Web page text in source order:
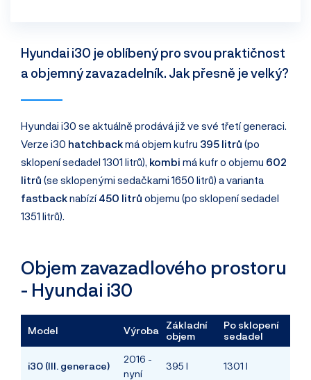
Hyundai i30 je oblíbený pro svou praktičnost
a objemný zavazadelník. Jak přesně je velký?
Hyundai i30 se aktuálně prodává již ve své třetí generaci.
Verze i30 hatchbackmá objem kufru 395 litrů (po
sklopení sedadel 1301 litrů), kombi má kufr o objemu 602
litrů (se sklopenými sedačkami 1650 litrů) a varianta
fastbacknabízí450 litrů objemu (po sklopení sedadel
1351 litrů).
Objem zavazadlového prostoru
- Hyundai i30
Model Výroba
Základní
objem
Po sklopení
sedadel
i30 (III. generace)
2016 -
nyní
395 l 1301 l